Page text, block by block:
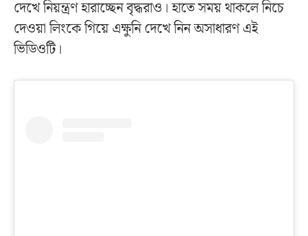
দেখে নিয়ন্ত্রণ হারাচ্ছেন বৃদ্ধরাও। হাতে সময় থাকলে নিচে
দেওয়া লিংকে গিয়ে এক্ষুনি দেখে নিন অসাধারণ এই
ভিডিওটি।